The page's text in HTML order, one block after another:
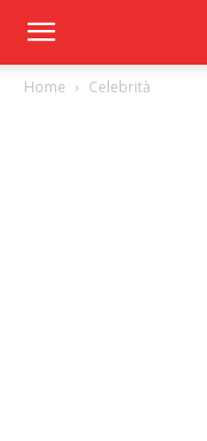
Home Celebrità